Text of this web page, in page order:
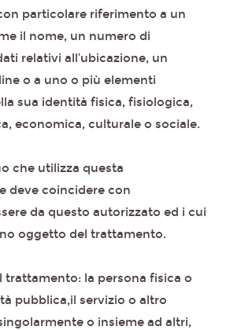
particolare riferimento a un
il nome, un numero di
relativi all’ubicazione, un
o a uno o più elementi
sua identità fisica, fisiologica,
economica, culturale o sociale.
che utilizza questa
deve coincidere con
da questo autorizzato ed i cui
oggetto del trattamento.
trattamento: la persona fisica o
pubblica,il servizio o altro
o insieme ad altri,